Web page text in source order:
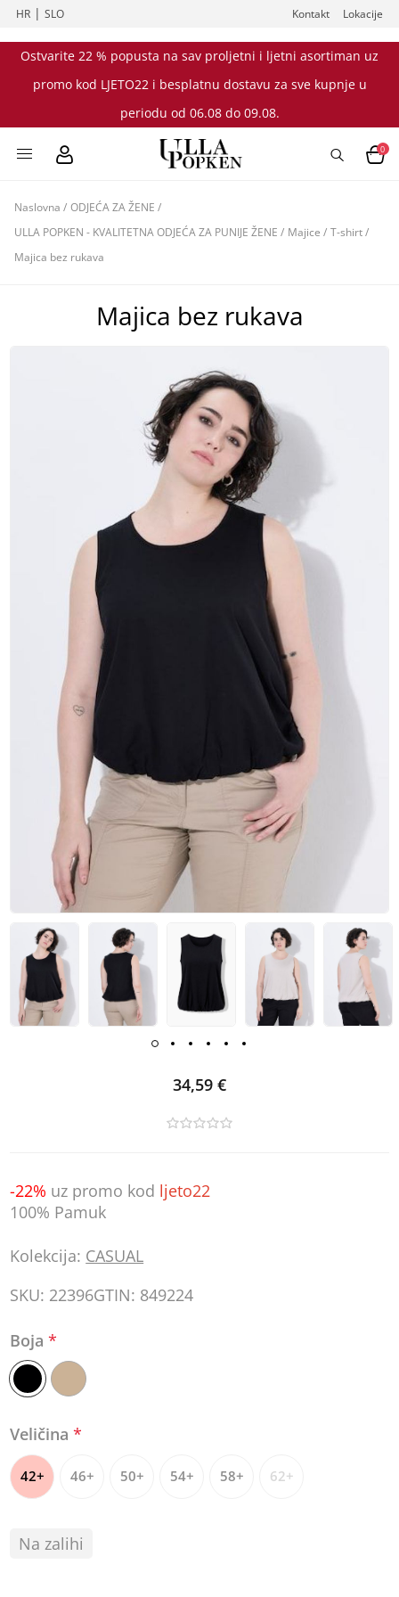
HR |SLO Kontakt Lokacije
Ostvarite 22 % popusta na sav proljetni i ljetni asortiman uz
promo kod LJETO22 i besplatnu dostavu za sve kupnje u
periodu od 06.08 do 09.08.
0
Naslovna / ODJEĆA ZA ŽENE /
ULLA POPKEN - KVALITETNA ODJEĆA ZA PUNIJE ŽENE / Majice / T-shirt/
Majica bez rukava
Majica bez rukava
34,59 €
-22% uz promo kod ljeto22
100% Pamuk
Kolekcija: CASUAL
SKU: 22396GTIN: 849224
Boja*
Veličina*
42+ 46+ 50+ 54+ 58+ 62+
Na zalihi